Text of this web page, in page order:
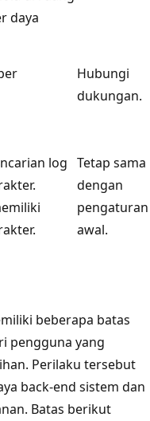
daya
Hubungi
dukungan.
log Tetap sama
dengan
pengaturan
awal.
beberapa batas
pengguna yang
Perilaku tersebut
back-end sistem dan
Batas berikut